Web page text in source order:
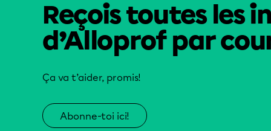
Reçois toutes les
d’Alloprof par
Ça va t’aider, promis!
Abonne-toi ici!